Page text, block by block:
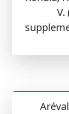
V.